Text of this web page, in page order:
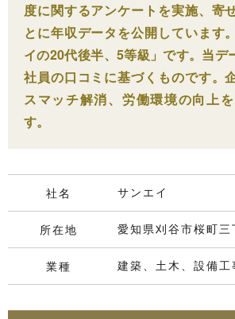
度に関するアンケートを実施、寄
とに年収データを公開しています
イの20代後半、5等級」です。当デ
社員の口コミに基づくものです。
スマッチ解消、労働環境の向上
す。
社名 サンエイ
所在地 愛知県刈谷市桜町
業種 建築、土木、設備工